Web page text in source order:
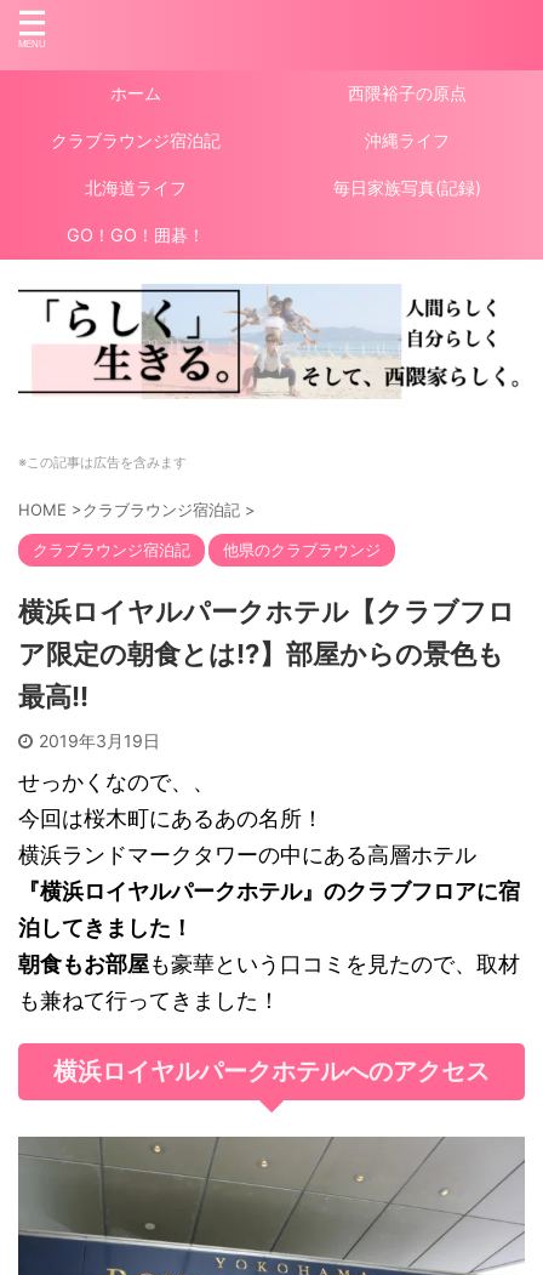
ホーム 西隈裕子の原点
クラブラウンジ宿泊記 沖縄ライフ
北海道ライフ 毎日家族写真(記録)
GO！GO！囲碁！
※この記事は広告を含みます
HOME >クラブラウンジ宿泊記 >
クラブラウンジ宿泊記 他県のクラブラウンジ
横浜ロイヤルパークホテル【クラブフロ
ア限定の朝食とは!?】部屋からの景色も
最高!!
2019年3月19日
せっかくなので、、
今回は桜木町にあるあの名所！
横浜ランドマークタワーの中にある高層ホテル
『横浜ロイヤルパークホテル』のクラブフロアに宿
泊してきました！
朝食もお部屋も豪華という口コミを見たので、取材
も兼ねて行ってきました！
横浜ロイヤルパークホテルへのアクセス